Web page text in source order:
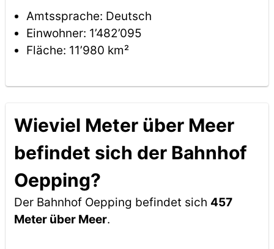
Amtssprache: Deutsch
Einwohner: 1’482’095
Fläche: 11’980 km²
Wieviel Meter über Meer
befindet sich der Bahnhof
Oepping?
Der Bahnhof Oepping befindet sich 457
Meter über Meer.